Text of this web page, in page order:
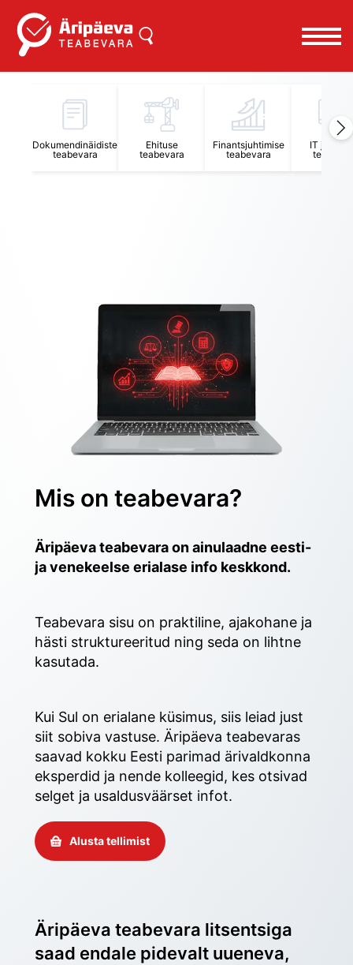
Dokumendinäidiste
teabevara
Ehituse
teabevara
Finantsjuhtimise
teabevara
IT
Mis on teabevara?
Äripäeva teabevara on ainulaadne eesti-
ja venekeelse erialase info keskkond.
Teabevara sisu on praktiline, ajakohane ja
hästi struktureeritud ning seda on lihtne
kasutada.
Kui Sul on erialane küsimus, siis leiad just
siit sobiva vastuse. Äripäeva teabevaras
saavad kokku Eesti parimad ärivaldkonna
eksperdid ja nende kolleegid, kes otsivad
selget ja usaldusväärset infot.
Alusta tellimist
Äripäeva teabevara litsentsiga
saad endale pidevalt uueneva,